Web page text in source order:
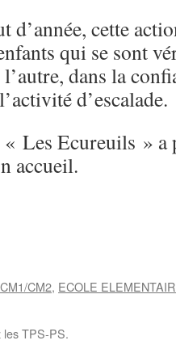
d’année, cette
qui se sont
dans la
d’escalade.
« Les Ecureuils » a
accueil.
CM1/CM2, ECOLE
les TPS-PS.